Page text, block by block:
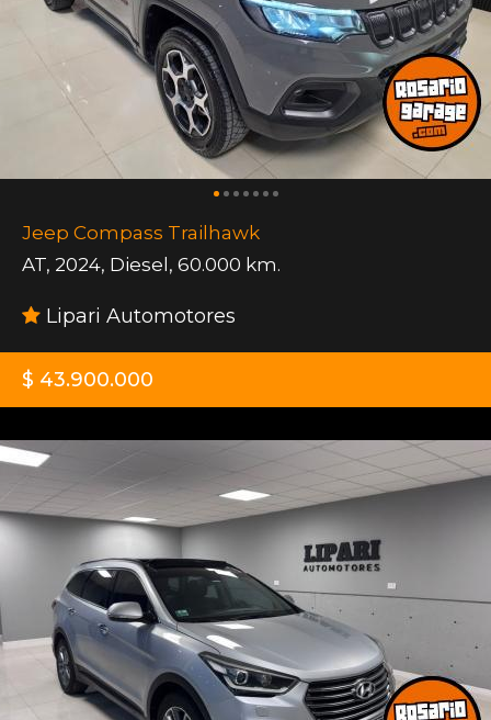
Jeep Compass Trailhawk
AT, 2024, Diesel, 60.000 km.
Lipari Automotores
$ 43.900.000